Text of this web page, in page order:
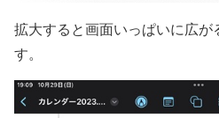
拡大すると画面いっぱいに広が
す。